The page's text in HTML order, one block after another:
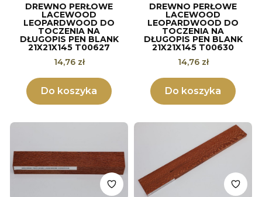
DREWNO PERŁOWE
LACEWOOD
LEOPARDWOOD DO
TOCZENIA NA
DŁUGOPIS PEN BLANK
21X21X145 T00627
Cena
14,76 zł
Do koszyka
DREWNO PERŁOWE
LACEWOOD
LEOPARDWOOD DO
TOCZENIA NA
DŁUGOPIS PEN BLANK
21X21X145 T00630
Cena
14,76 zł
Do koszyka